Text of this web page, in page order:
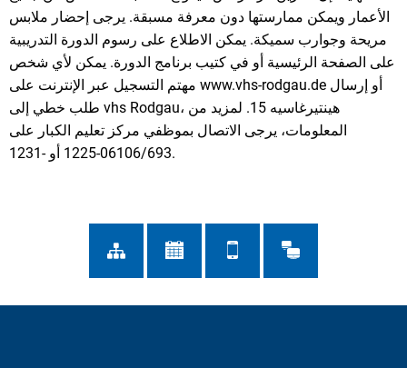
الأعمار ويمكن ممارستها دون معرفة مسبقة. يرجى إحضار ملابس
مريحة وجوارب سميكة. يمكن الاطلاع على رسوم الدورة التدريبية
على الصفحة الرئيسية أو في كتيب برنامج الدورة. يمكن لأي شخص
مهتم التسجيل عبر الإنترنت على www.vhs-rodgau.de أو إرسال
طلب خطي إلى vhs Rodgau، هينتيرغاسيه 15. لمزيد من
المعلومات، يرجى الاتصال بموظفي مركز تعليم الكبار على
06106/693-1225 أو -1231.